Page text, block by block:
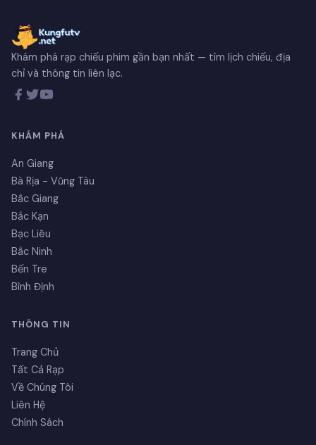
Khám phá rạp chiếu phim gần bạn nhất — tìm lịch chiếu, địa
chỉ và thông tin liên lạc.
KHÁM PHÁ
An Giang
Bà Rịa - Vũng Tàu
Bắc Giang
Bắc Kạn
Bạc Liêu
Bắc Ninh
Bến Tre
Bình Định
THÔNG TIN
Trang Chủ
Tất Cả Rạp
Về Chúng Tôi
Liên Hệ
Chính Sách